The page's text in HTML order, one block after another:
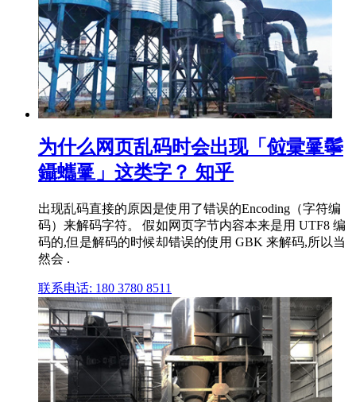
为什么网页乱码时会出现「傡彚鞷鬡
鑷蠵鞷」这类字？ 知乎
出现乱码直接的原因是使用了错误的Encoding（字符编
码）来解码字符。 假如网页字节内容本来是用 UTF8 编
码的,但是解码的时候却错误的使用 GBK 来解码,所以当
然会 .
联系电话: 180 3780 8511